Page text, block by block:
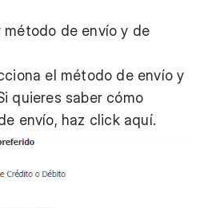
método de envío y de
el método de envío y
quieres saber cómo
envío, haz click aquí.